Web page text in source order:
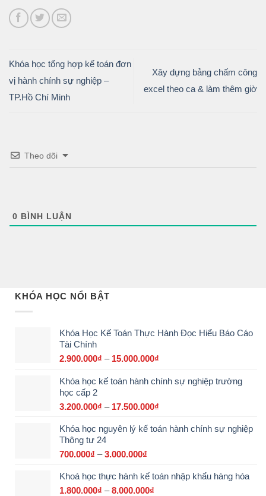
Khóa học tổng hợp kế toán đơn
vị hành chính sự nghiệp –
TP.Hồ Chí Minh
Xây dựng bảng chấm công
excel theo ca & làm thêm giờ
Theo dõi
0 BÌNH LUẬN
KHÓA HỌC NỔI BẬT
Khóa Học Kế Toán Thực Hành Đọc Hiểu Báo Cáo
Tài Chính
2.900.000₫ – 15.000.000₫
từ
Khóa học kế toán hành chính sự nghiệp trường
học cấp 2
3.200.000₫ – 17.500.000₫
từ
Khóa học nguyên lý kế toán hành chính sự nghiệp
Thông tư 24
700.000₫ – 3.000.000₫
từ
700.000₫
Khoá học thực hành kế toán nhập khẩu hàng hóa
1.800.000₫ – 8.000.000₫